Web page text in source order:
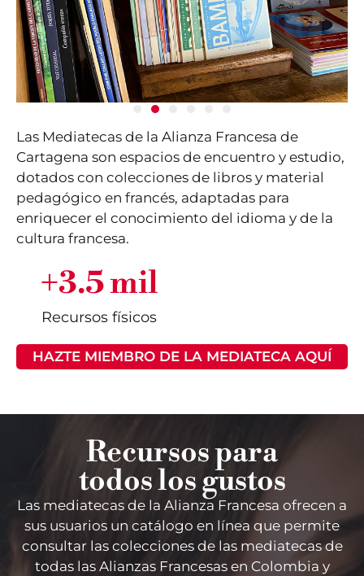
Las Mediatecas de la Alianza Francesa de
Cartagena son espacios de encuentro y estudio,
dotados con colecciones de libros y material
pedagógico en francés, adaptadas para
enriquecer el conocimiento del idioma y de la
cultura francesa.
Recursos físicos
+3.5 mil
HAZTE MIEMBRO DE LA MEDIATECA AQUÍ
Recursos para
todos los gustos
Las mediatecas de la Alianza Francesa ofrecen a
sus usuarios un catálogo en línea que permite
consultar las colecciones de las mediatecas de
todas las Alianzas Francesas en Colombia y